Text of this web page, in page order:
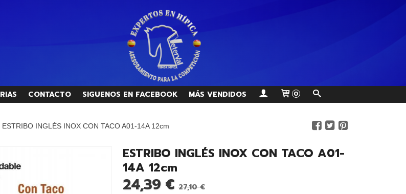
CONTACTO SIGUENOS EN FACEBOOK MÁS VENDIDOS 0
ESTRIBO INGLÉS INOX CON TACO A01-14A 12cm
ESTRIBO INGLÉS INOX CON TACO A01-
14A 12cm
24,39 €27,10 €